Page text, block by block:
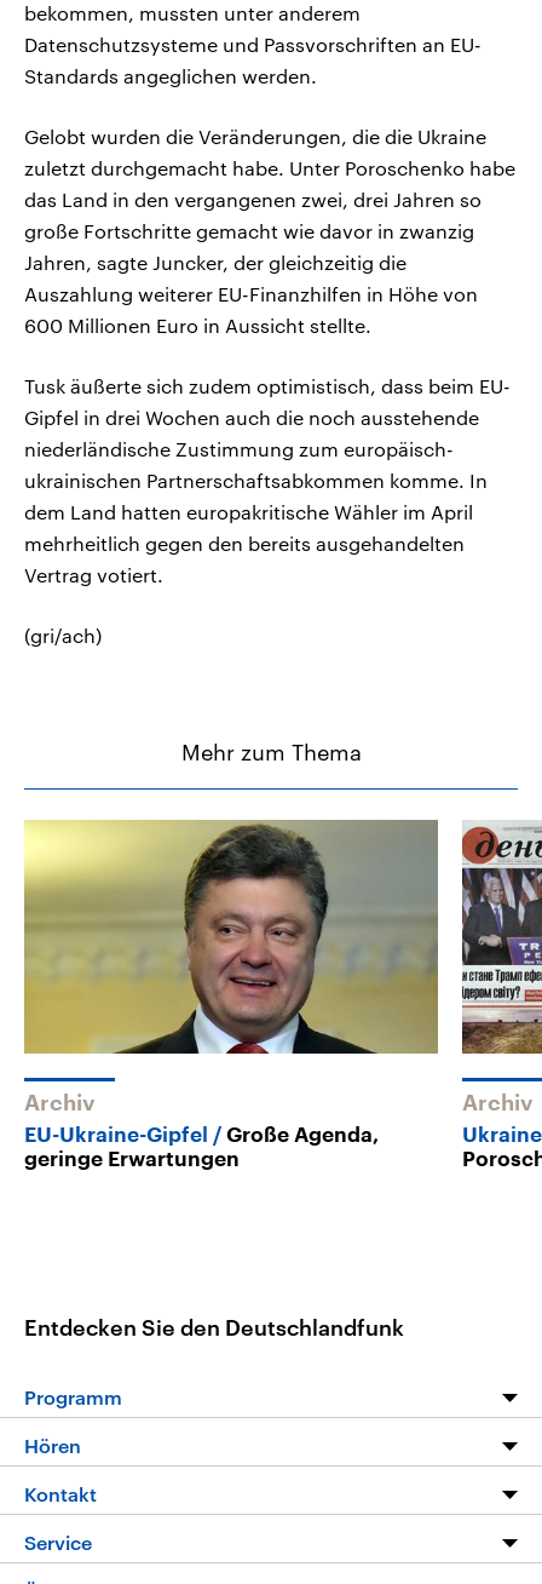
bekommen, mussten unter anderem
Datenschutzsysteme und Passvorschriften an EU-
Standards angeglichen werden.
Gelobt wurden die Veränderungen, die die Ukraine
zuletzt durchgemacht habe. Unter Poroschenko habe
das Land in den vergangenen zwei, drei Jahren so
große Fortschritte gemacht wie davor in zwanzig
Jahren, sagte Juncker, der gleichzeitig die
Auszahlung weiterer EU-Finanzhilfen in Höhe von
600 Millionen Euro in Aussicht stellte.
Tusk äußerte sich zudem optimistisch, dass beim EU-
Gipfel in drei Wochen auch die noch ausstehende
niederländische Zustimmung zum europäisch-
ukrainischen Partnerschaftsabkommen komme. In
dem Land hatten europakritische Wähler im April
mehrheitlich gegen den bereits ausgehandelten
Vertrag votiert.
(gri/ach)
Mehr zum Thema
Archiv
EU-Ukraine-Gipfel
Große Agenda,
geringe Erwartungen
Archiv
Entdecken Sie den Deutschlandfunk
Programm
Programm
Die Nachrichten
Nachrichtenleicht
Hören
Livestream
Podcasts
Kontakt
Hörerservice
Service